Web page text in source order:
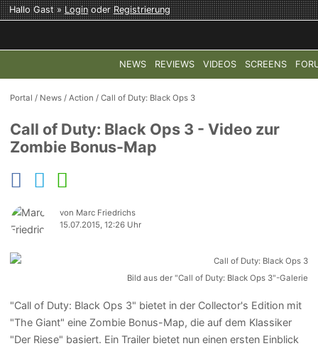
Hallo Gast »LoginoderRegistrierung
NEWS REVIEWS VIDEOS SCREENS
COD: MODERN WARFARE 4 HALO:
Portal / News /Action /Call of Duty: Black Ops 3
Call of Duty: Black Ops 3 - Video zur
Zombie Bonus-Map
von Marc Friedrichs
15.07.2015, 12:26 Uhr
Bild aus der "Call of Duty: Black Ops 3"-Galerie
"Call of Duty: Black Ops 3" bietet in der Collector's Edition mit
"The Giant" eine Zombie Bonus-Map, die auf dem Klassiker
"Der Riese" basiert. Ein Trailer bietet nun einen ersten Einblick